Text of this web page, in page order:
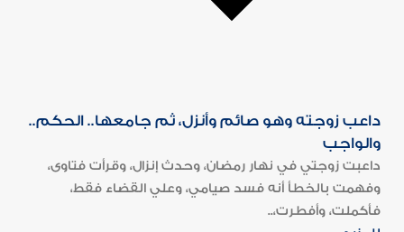
داعب زوجته وهو صائم وأنزل، ثم جامعها.. الحكم..
والواجب
داعبت زوجتي في نهار رمضان، وحدث إنزال، وقرأت فتاوى،
وفهمت بالخطأ أنه فسد صيامي، وعلي القضاء فقط،
فأكملت، وأفطرت،..